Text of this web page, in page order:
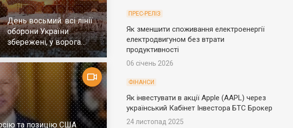
День восьмий: всі лінії
оборони України
збережені, у ворога
немає успіху
та позицію США
ПРЕС-РЕЛІЗ
Як зменшити споживання електроенергії
електродвигуном без втрати
продуктивності
06 січень 2026
ФІНАНСИ
Як інвестувати в акції Apple (AAPL) через
український Кабінет Інвестора БТС Брокер
24 листопад 2025